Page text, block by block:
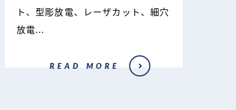
ト、型彫放電、レーザカット、細穴
放電...
READ MORE